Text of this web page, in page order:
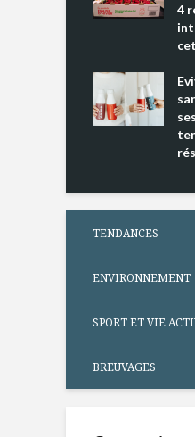
4
TENDANCES
ENVIRONNEMENT
SPORT ET VIE
BREUVAGES